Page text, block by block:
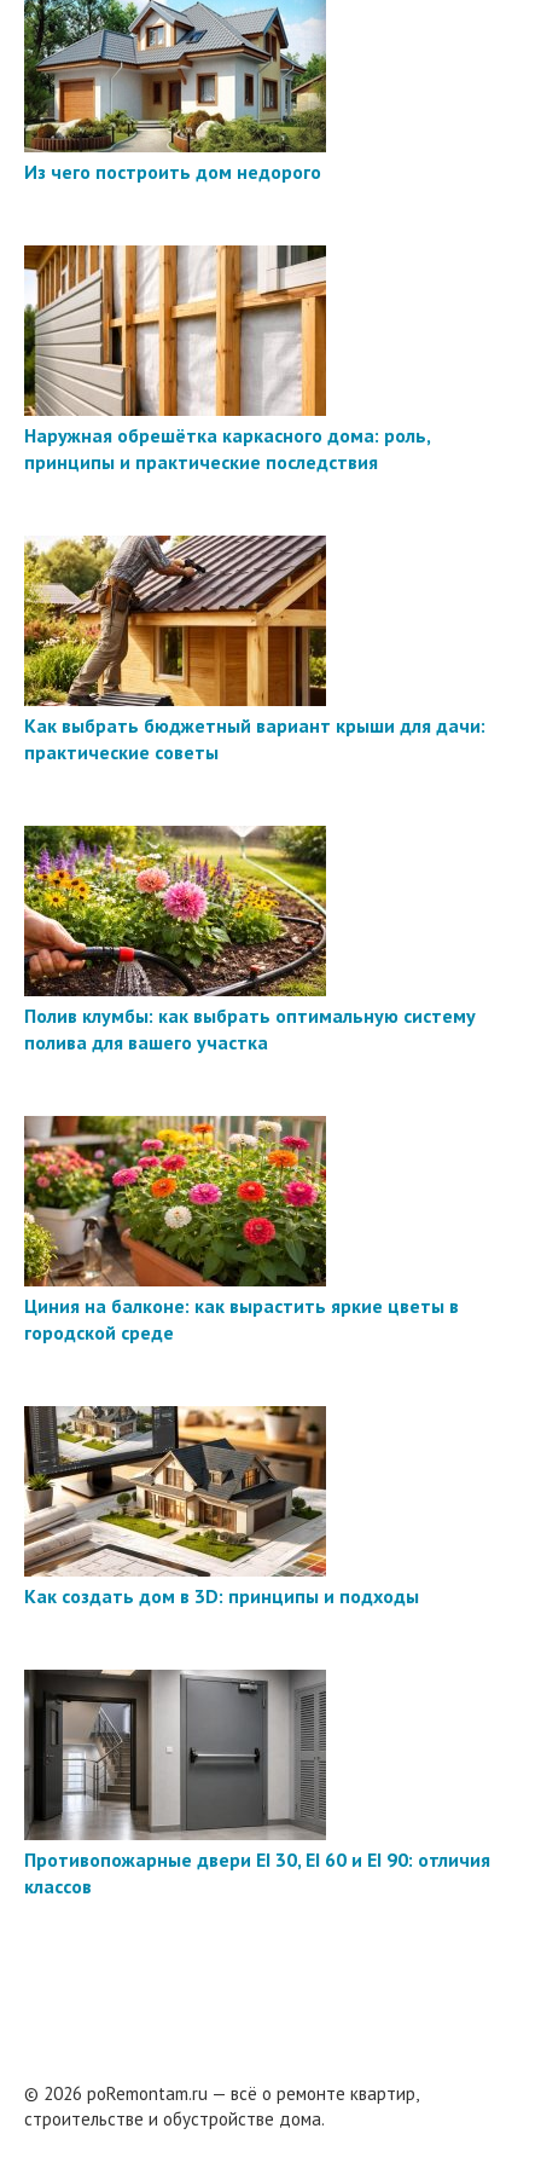
Из чего построить дом недорого
Наружная обрешётка каркасного дома: роль,
принципы и практические последствия
Как выбрать бюджетный вариант крыши для дачи:
практические советы
Полив клумбы: как выбрать оптимальную систему
полива для вашего участка
Циния на балконе: как вырастить яркие цветы в
городской среде
Как создать дом в 3D: принципы и подходы
Противопожарные двери EI 30, EI 60 и EI 90: отличия
классов
© 2026 poRemontam.ru — всё о ремонте квартир,
строительстве и обустройстве дома.